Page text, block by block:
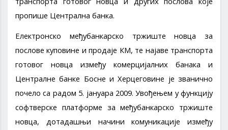
пропише Централна банка.
Електронско међубанкарско тржиште новца за
послове куповине и продаје КМ, те најаве транспорта
готовог новца између комерцијалних банака и
Централне банке Босне и Херцеговине је званично
почело са радом 5. јануара 2009. Увођењем у функцију
софтверске платформе за међубанкарско тржиште
новца, дотадашњи начини комуникације између